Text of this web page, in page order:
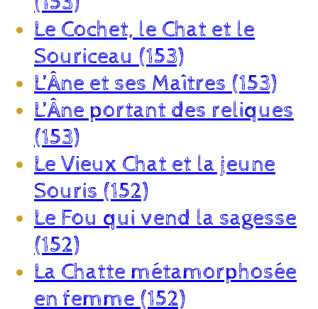
Le Cochet, le Chat et le
Souriceau (153)
L’Âne et ses Maîtres (153)
L’Âne portant des reliques
(153)
Le Vieux Chat et la jeune
Souris (152)
Le Fou qui vend la sagesse
(152)
La Chatte métamorphosée
en femme (152)